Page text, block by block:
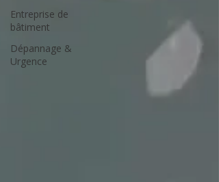
Entreprise de
bâtiment
Dépannage &
Urgence